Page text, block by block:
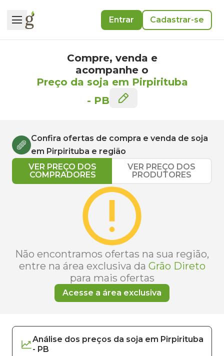
Entrar Cadastrar-se
Compre, venda e
acompanhe o
Preço da soja em Pirpirituba
- PB
Confira ofertas de compra e venda de soja
em Pirpirituba e região
VER PREÇO DOS
COMPRADORES
VER PREÇO DOS
PRODUTORES
Não encontramos ofertas na sua região,
entre na área exclusiva da Grão Direto
para mais ofertas
Acesse a área exclusiva
Análise dos preços da soja em Pirpirituba
- PB